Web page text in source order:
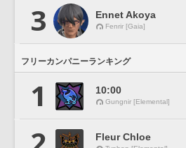
3 Ennet Akoya
Fenrir [Gaia]
フリーカンパニーランキング
1 10:00
Gungnir [Elemental]
Fleur Chloe